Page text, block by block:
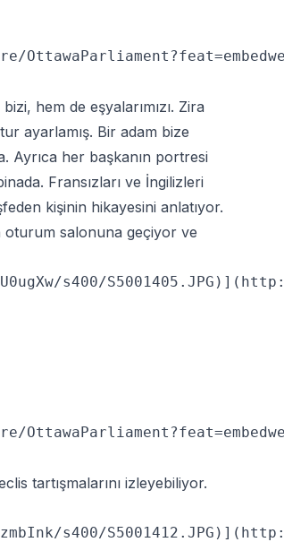
hem de eşyalarımızı. Zira
ayarlamış. Bir adam bize
Ayrıca her başkanın portresi
Fransızları ve İngilizleri
kişinin hikayesini anlatıyor.
oturum salonuna geçiyor ve
s400/
tartışmalarını izleyebiliyor.
s400/